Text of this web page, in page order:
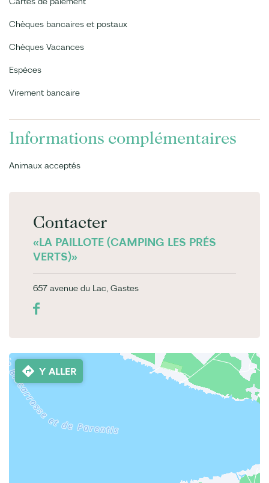
Chèques bancaires et postaux
Chèques Vacances
Espèces
Virement bancaire
Informations complémentaires
Animaux acceptés
Contacter
«LA PAILLOTE (CAMPING LES PRÉS
VERTS)»
657 avenue du Lac, Gastes
Y ALLER